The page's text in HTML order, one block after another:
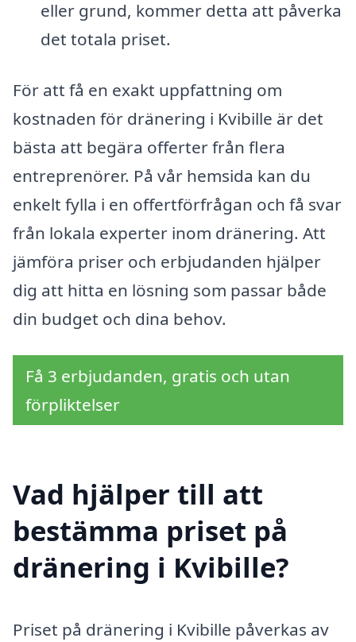
eller grund, kommer detta att påverka
det totala priset.
För att få en exakt uppfattning om
kostnaden för dränering i Kvibille är det
bästa att begära offerter från flera
entreprenörer. På vår hemsida kan du
enkelt fylla i en offertförfrågan och få svar
från lokala experter inom dränering. Att
jämföra priser och erbjudanden hjälper
dig att hitta en lösning som passar både
din budget och dina behov.
Få 3 erbjudanden, gratis och utan
förpliktelser
Vad hjälper till att
bestämma priset på
dränering i Kvibille?
Priset på dränering i Kvibille påverkas av